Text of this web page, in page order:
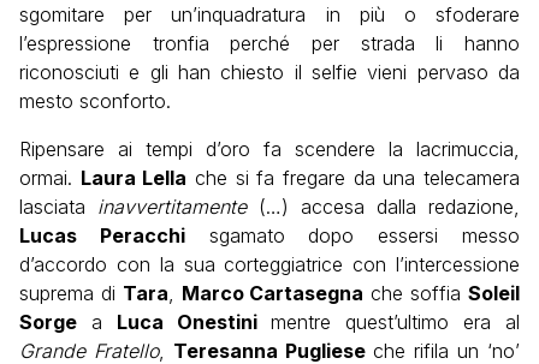
sgomitare per un’inquadratura in più o sfoderare
l’espressione tronfia perché per strada li hanno
riconosciuti e gli han chiesto il selfie vieni pervaso da
mesto sconforto.
Ripensare ai tempi d’oro fa scendere la lacrimuccia,
ormai. Laura Lella che si fa fregare da una telecamera
lasciata inavvertitamente(…) accesa dalla redazione,
Lucas Peracchisgamato dopo essersi messo
d’accordo con la sua corteggiatrice con l’intercessione
suprema di Tara Marco Cartasegna che soffiaSoleil
Sorge a Luca Onestinimentre quest’ultimo era al
Grande Fratello, Teresanna Puglieseche rifila un ‘no’